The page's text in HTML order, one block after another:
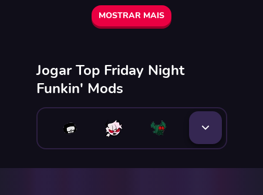
MOSTRAR MAIS
Jogar Top Friday Night
Funkin' Mods